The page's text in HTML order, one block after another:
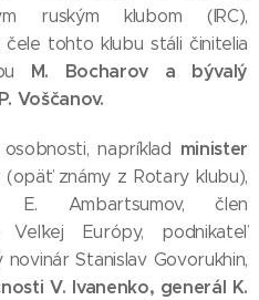
ruským klubom (IRC),
tohto klubu stáli činitelia
M. Bocharov a bývalý
Voščanov.
napríklad minister
(opäť známy z Rotary klubu),
E. Ambartsumov, člen
Veľkej Európy, podnikateľ
Stanislav Govorukhin,
V. Ivanenko, generál K.